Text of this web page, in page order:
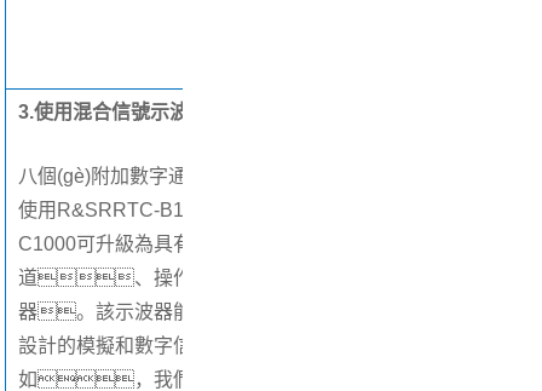
3.使用混合信號示波器選件進(jìn)行邏輯分析
八個(gè)附加數字通道
使用R&SRRTC-B1選件，R&S%RT
C1000可升級為具有8個(gè)附加數字通
道、操作直觀(guān)的混合信號示波
器。該示波器能同時(shí)捕獲和分析嵌入式
設計的模擬和數字信號。比
如，我們可以使用光標測量很方便地